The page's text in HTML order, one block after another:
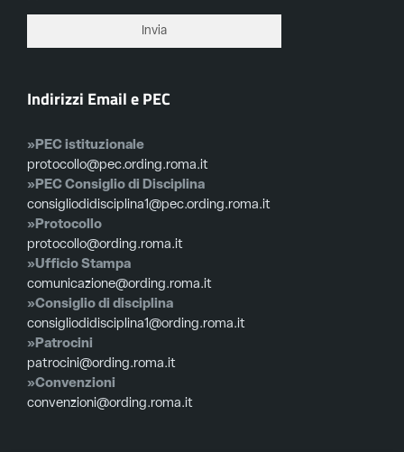
Indirizzi Email e PEC
»PEC istituzionale
protocollo@pec.ording.roma.it
»PEC Consiglio di Disciplina
consigliodidisciplina1@pec.ording.roma.it
»Protocollo
protocollo@ording.roma.it
»Ufficio Stampa
comunicazione@ording.roma.it
»Consiglio di disciplina
consigliodidisciplina1@ording.roma.it
»Patrocini
patrocini@ording.roma.it
»Convenzioni
convenzioni@ording.roma.it